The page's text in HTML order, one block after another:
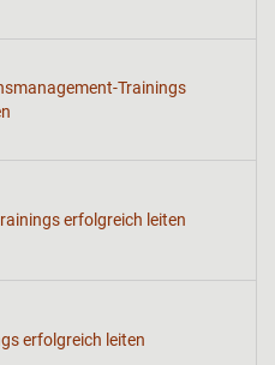
Trainings
erfolgreich leiten
erfolgreich leiten